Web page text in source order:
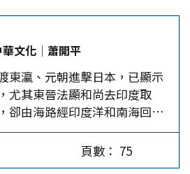
重構、(8)策略選擇與行動，
文本，多面向勾畫出女性主義
了許多重要的歷史文獻，例
織(National…
是漢人，後來受到荷蘭人的
台趕走荷蘭人猶如久旱逢甘
族治天下，漢民族心有不甘，
之旗號，在百姓眼中猶如正義
進，鄭成功在台灣人的心裡就
及事蹟也逐漸神格化，多個傳
灣歸順初期，朝廷為平復和
康熙皇帝在贈與泉州三邑南安
華文化│蕭開平
東瀛、元朝進擊日本，已顯示
尤其東晉法顯和尚去印度取
卻由海路經印度洋和南海回
器已遠銷至南洋及阿拉伯地
的刺桐港─泉州是世界第一大
那亞。鄭成功1661年來台，更
頁數： 75